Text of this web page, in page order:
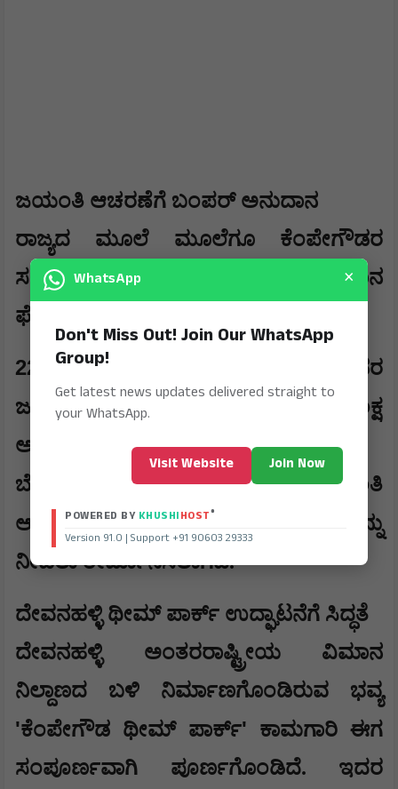
ಜಯಂತಿ ಆಚರಣೆಗೆ ಬಂಪರ್ ಅನುದಾನ
​ರಾಜ್ಯದ ಮೂಲೆ ಮೂಲೆಗೂ ಕೆಂಪೇಗೌಡರ
ಸಂದೇಶ ತಲುಪಿಸಲು ಸರ್ಕಾರ ಅನುದಾನ
ಘೋಷಿಸಿದೆ.
​224
ವಿಧಾನಸಭಾ ಕ್ಷೇತ್ರಗಳಲ್ಲಿ ಕೆಂಪೇಗೌಡರ
ಜಯಂತಿ ಆಚರಣೆ ಮಾಡಲು ತಲಾ
ಲಕ್ಷ
ಅನುದಾನ ಒದಗಿಸಲಾಗುವುದು.
​ಬೆಂಗಳೂರಿನ369ವಾರ್ಡ್‌ಗಳಲ್ಲಿ ಜಯಂತಿ
ಆಚರಣೆಗಾಗಿ ತಲಾ1ಲಕ್ಷ ಅನುದಾನವನ್ನು
ನೀಡಲು ತೀರ್ಮಾನಿಸಲಾಗಿದೆ.
ದೇವನಹಳ್ಳಿ ಥೀಮ್ ಪಾರ್ಕ್ ಉದ್ಘಾಟನೆಗೆ ಸಿದ್ಧತೆ
​ದೇವನಹಳ್ಳಿ ಅಂತರರಾಷ್ಟ್ರೀಯ ವಿಮಾನ
ನಿಲ್ದಾಣದ ಬಳಿ ನಿರ್ಮಾಣಗೊಂಡಿರುವ ಭವ್ಯ
'ಕೆಂಪೇಗೌಡ ಥೀಮ್ ಪಾರ್ಕ್' ಕಾಮಗಾರಿ ಈಗ
ಸಂಪೂರ್ಣವಾಗಿ ಪೂರ್ಣಗೊಂಡಿದೆ. ಇದರ
WhatsApp ×
Don't Miss Out! Join Our WhatsApp
Group!
Get latest news updates delivered straight to
your WhatsApp.
Visit Website Join Now
POWERED BY KHUSHIHOST®
Version 91.0 | Support +91 90603 29333